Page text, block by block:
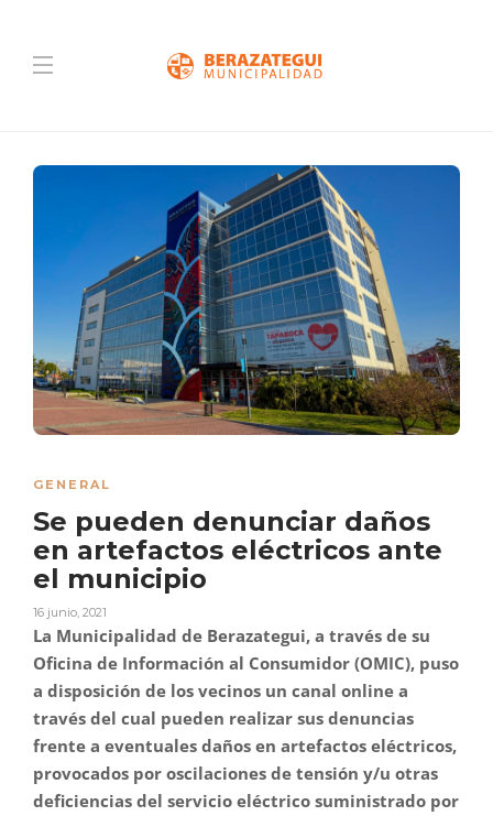
GENERAL
Se pueden denunciar daños
en artefactos eléctricos ante
el municipio
16 junio, 2021
La Municipalidad de Berazategui, a través de su
Oficina de Información al Consumidor (OMIC), puso
a disposición de los vecinos un canal online a
través del cual pueden realizar sus denuncias
frente a eventuales daños en artefactos eléctricos,
provocados por oscilaciones de tensión y/u otras
deficiencias del servicio eléctrico suministrado por